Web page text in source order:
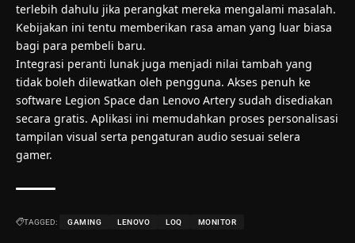
terlebih dahulu jika perangkat mereka mengalami masalah.
Kebijakan ini tentu memberikan rasa aman yang luar biasa
bagi para pembeli baru.
Integrasi peranti lunak juga menjadi nilai tambah yang
tidak boleh dilewatkan oleh pengguna. Akses penuh ke
software Legion Space dan Lenovo Artery sudah disediakan
secara gratis. Aplikasi ini memudahkan proses personalisasi
tampilan visual serta pengaturan audio sesuai selera
gamer.
TAGGED: GAMING LENOVO LOQ MONITOR